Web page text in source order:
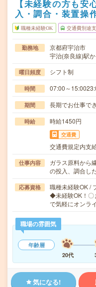
【未経験の方も安
入・調合・装置操
職種未経験OK 交通費別途
勤務地
京都府宇治市
宇治(奈良線)駅
曜日頻度 シフト制
時間 07:00～
期間 長期でお仕事で
時給 時給1450円
交通費
交通費規定内支
仕事内容
ガラス原料から
の投入、調合し
応募資格
職種未経験OK /
◆未経験OK！〇
で気軽にオンラ
職場の雰囲気
年齢層
20代
気になる!